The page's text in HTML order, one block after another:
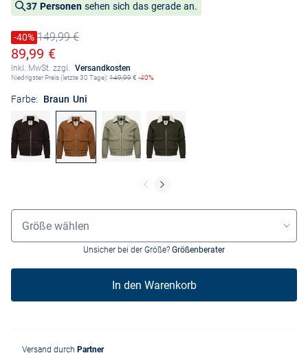
37 Personen sehen sich das gerade an.
Preis reduziert um
-40%
Alter Preis149,99 €
Ermäßigter Preis
89,99 €
Inkl. MwSt. zzgl. Versandkosten
Niedrigster Preis (letzte 30 Tage):149,99€ -40%
Farbe: Braun Uni
Größenauswahl
Größe wählen
Unsicher bei der Größe? Größenberater
In den Warenkorb
Versand durch Partner